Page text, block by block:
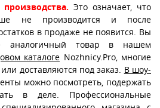
Это означает, что
не производится и после
в продаже не появится. Вы
аналогичный товар в нашем
каталоге Nozhnicy.Pro, многие
доставляются под заказ. В шоу-
можно посмотреть, подержать
в деле. Профессиональные